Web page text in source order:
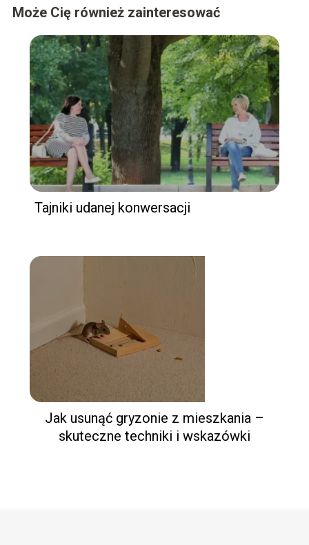
Może Cię również zainteresować
Tajniki udanej konwersacji
Jak usunąć gryzonie z mieszkania –
skuteczne techniki i wskazówki